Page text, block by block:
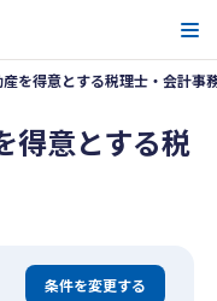
産を得意とする税理士・会計事
得意とする税
条件を変更する